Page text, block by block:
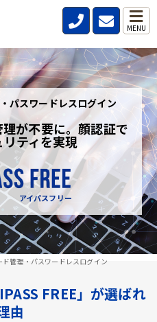
MENU
管理・パスワードレスログイン
パスワードレスログイン
が不要に。顔認証で
ティを実現
アイパスフリー
FREE」が選ばれ
由